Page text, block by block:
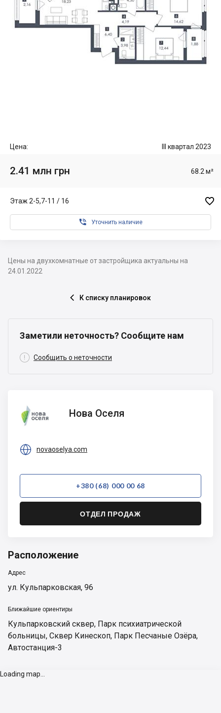
Цена: III квартал 2023
2.41 млн грн 68.2 м²
Этаж 2-5,7-11 / 16 
 Уточнить наличие
Цены на двухкомнатные от застройщика актуальны на
24.01.2022
 К списку планировок
Заметили неточность? Сообщите нам
 Сообщить о неточности
Нова
Оселя
Нова Оселя
 novaoselya.com
+380 (68) 000 00 68
ОТДЕЛ ПРОДАЖ
Расположение
Адрес
ул. Кульпарковская, 96
Ближайшие ориентиры
Кульпарковский сквер, Парк психиатрической
больницы, Сквер Кинескоп, Парк Песчаные Озёра,
Автостанция-3
Loading map...